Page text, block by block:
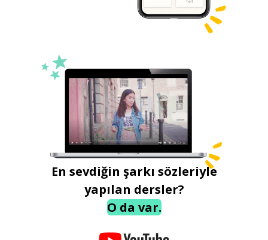
En sevdiğin şarkı sözleriyle
yapılan dersler?
O da var.